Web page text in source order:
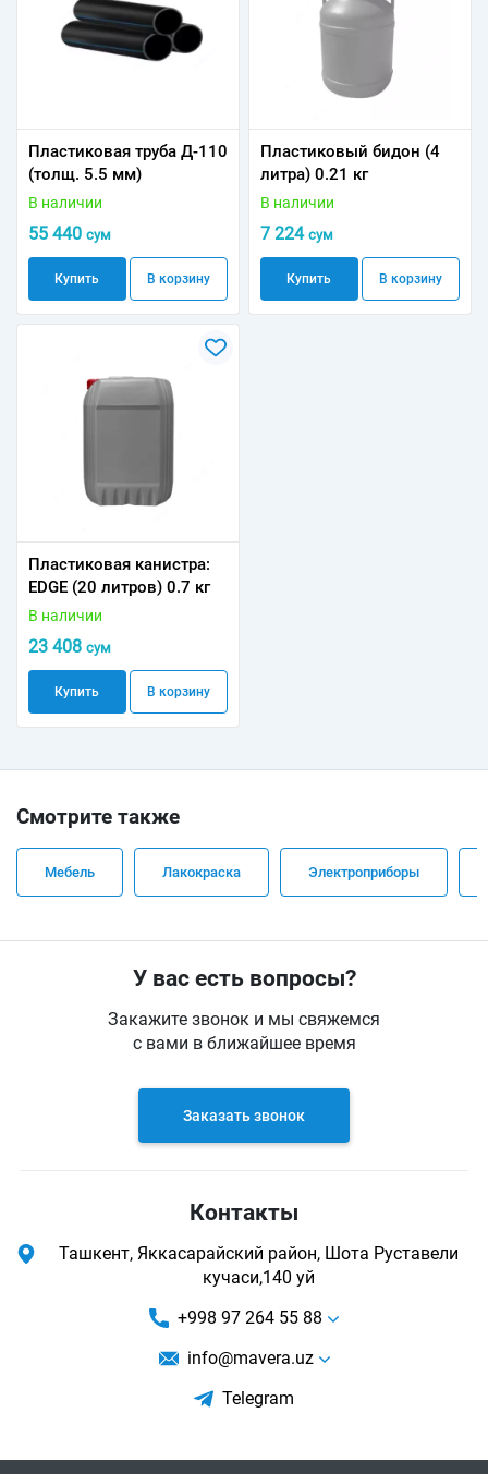
Пластиковая труба Д-110
(толщ. 5.5 мм)
В наличии
55 440 сум
Купить В корзину
Пластиковый бидон (4
литра) 0.21 кг
В наличии
7 224 сум
Купить В корзину
Пластиковая канистра:
EDGE (20 литров) 0.7 кг
В наличии
23 408 сум
Купить В корзину
Смотрите также
Мебель Лакокраска Электроприборы
У вас есть вопросы?
Закажите звонок и мы свяжемся
с вами в ближайшее время
Заказать звонок
Контакты
Ташкент, Яккасарайский район, Шота Руставели
кучаси,140 уй
+998 97 264 55 88
info@mavera.uz
Telegram